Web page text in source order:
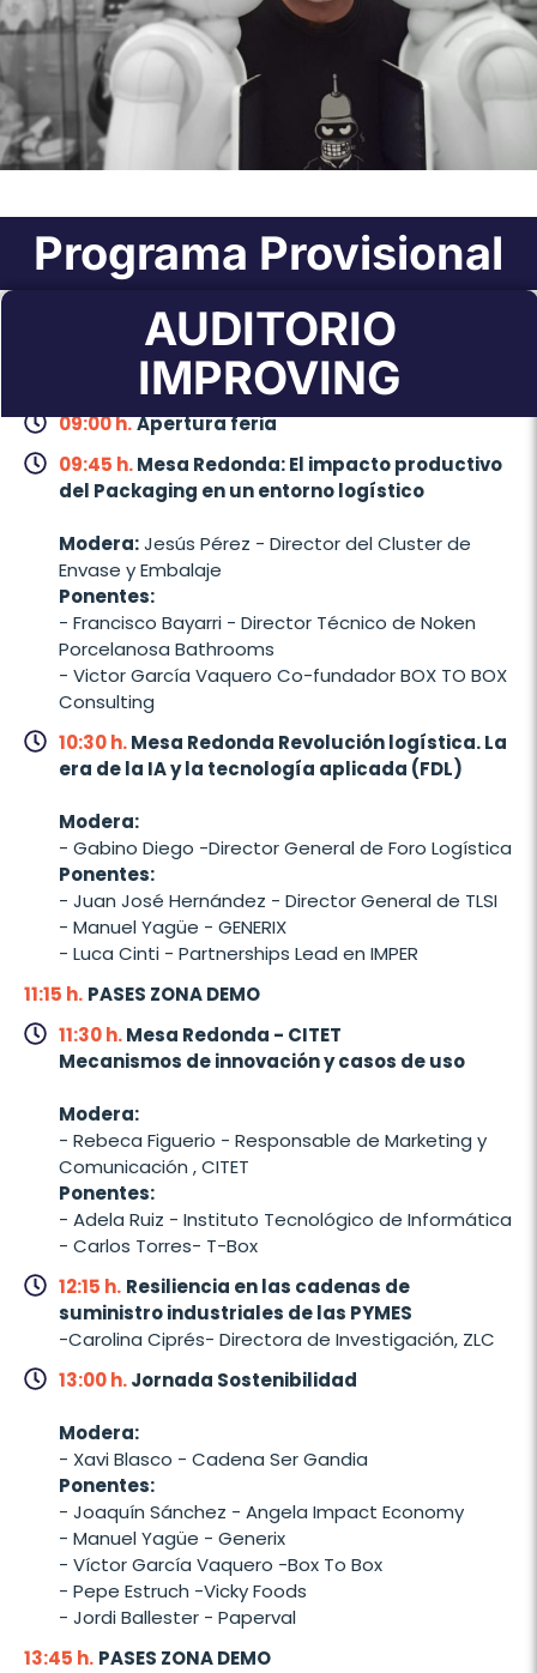
Programa Provisional
AUDITORIO
IMPROVING
26 de Mayo de 2026
09:00 h.Apertura feria
09:45 h.Mesa Redonda: El impacto productivo
del Packaging en un entorno logístico
Modera:Jesús Pérez - Director del Cluster de
Envase y Embalaje
Ponentes:
- Francisco Bayarri - Director Técnico de Noken
Porcelanosa Bathrooms
- Victor García Vaquero Co-fundador BOX TO BOX
Consulting
10:30 h.Mesa Redonda Revolución logística. La
era de la IA y la tecnología aplicada (FDL)
Modera:
- Gabino Diego -Director General de Foro Logística
Ponentes:
- Juan José Hernández - Director General de TLSI
- Manuel Yagüe - GENERIX
- Luca Cinti - Partnerships Lead en IMPER
11:15 h. PASES ZONA DEMO
11:30 h.Mesa Redonda - CITET
Mecanismos de innovación y casos de uso
Modera:
- Rebeca Figuerio - Responsable de Marketing y
Comunicación , CITET
Ponentes:
- Adela Ruiz - Instituto Tecnológico de Informática
- Carlos Torres- T-Box
12:15 h. Resiliencia en las cadenas de
suministro industriales de las PYMES
-Carolina Ciprés- Directora de Investigación, ZLC
13:00 h.Jornada Sostenibilidad
Modera:
- Xavi Blasco - Cadena Ser Gandia
Ponentes:
- Joaquín Sánchez - Angela Impact Economy
- Manuel Yagüe - Generix
- Víctor García Vaquero -Box To Box
- Pepe Estruch -Vicky Foods
- Jordi Ballester - Paperval
13:45 h. PASES ZONA DEMO